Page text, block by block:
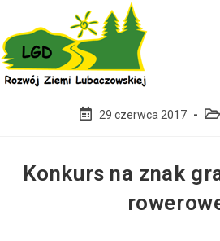
content
Post29 czerwca 2017
Post
Konkurs na znak